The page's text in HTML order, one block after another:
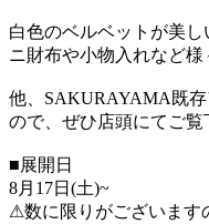
白色のベルベットが美
ニ財布や小物入れなど様
他、SAKURAYAMA既
ので、ぜひ店頭にてご覧
■展開日
8月17日(土)~
⚠︎数に限りがございます